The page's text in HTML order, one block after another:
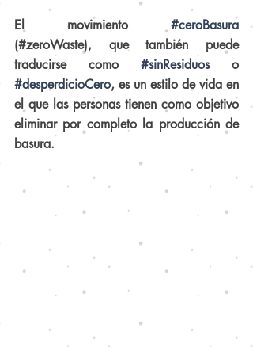
El movimiento #ceroBasura
(#zeroWaste), que también puede
traducirse como #sinResiduos
#desperdicioCero, es un estilo de vida en
el que las personas tienen como objetivo
eliminar por completo la producción de
basura.